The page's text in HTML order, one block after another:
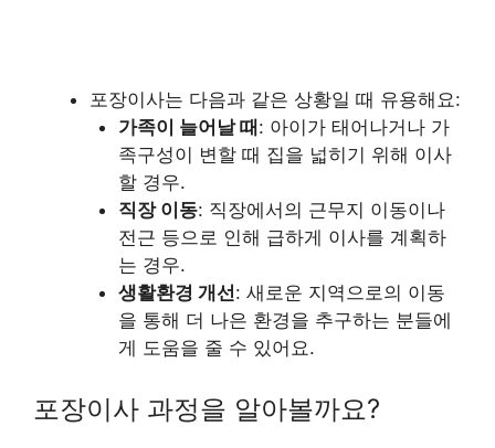
포장이사는 다음과 같은 상황일 때 유용해요:
가족이 늘어날 때: 아이가 태어나거나 가
족구성이 변할 때 집을 넓히기 위해 이사
할 경우.
직장 이동: 직장에서의 근무지 이동이나
전근 등으로 인해 급하게 이사를 계획하
는 경우.
생활환경 개선: 새로운 지역으로의 이동
을 통해 더 나은 환경을 추구하는 분들에
게 도움을 줄 수 있어요.
포장이사 과정을 알아볼까요?